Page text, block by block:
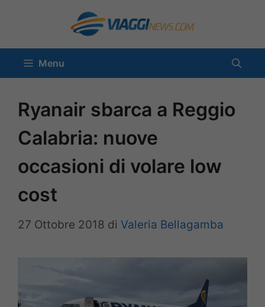
contenuto
Menu
Ryanair sbarca a Reggio
Calabria: nuove
occasioni di volare low
cost
27 Ottobre 2018 di Valeria Bellagamba